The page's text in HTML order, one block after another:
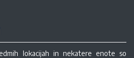
lokacijah in nekatere enote so